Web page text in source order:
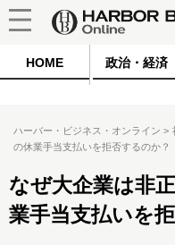
HOME 政治・経済
ハーバー・ビジネス・オンライン
の休業手当支払いを拒否するのか？
なぜ大企業は非
業手当支払いを